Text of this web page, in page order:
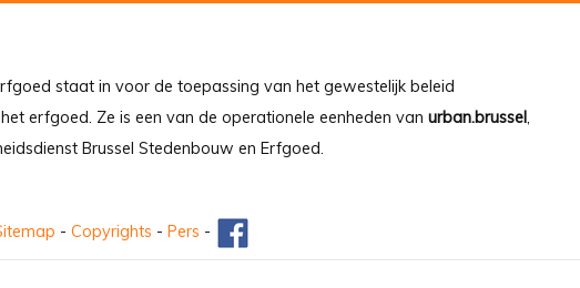
staat in voor de toepassing van het gewestelijk beleid
erfgoed. Ze is een van de operationele eenheden van urban.brussel,
Brussel Stedenbouw en Erfgoed.
- Copyrights - Pers -